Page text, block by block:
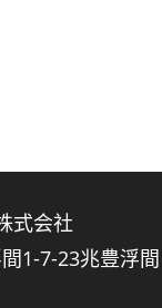
式会社
1-7-23兆豊浮